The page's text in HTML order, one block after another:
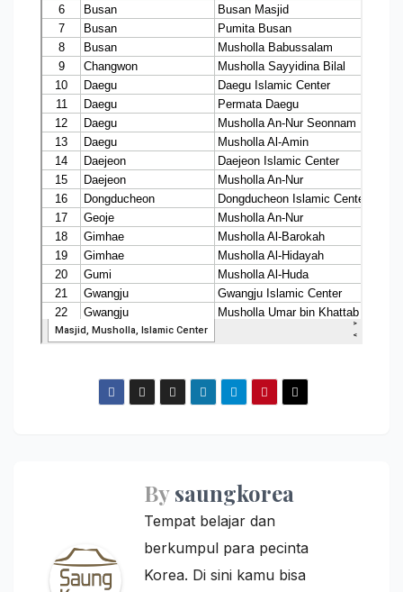
Bysaungkorea
Tempat belajar dan
berkumpul para pecinta
Korea. Di sini kamu bisa